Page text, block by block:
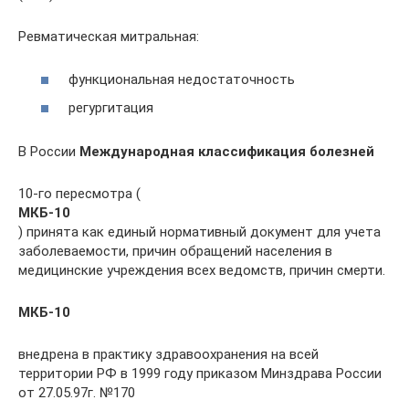
Ревматическая митральная:
функциональная недостаточность
регургитация
В России Международная классификация болезней
10-го пересмотра (
МКБ-10
) принята как единый нормативный документ для учета
заболеваемости, причин обращений населения в
медицинские учреждения всех ведомств, причин смерти.
МКБ-10
внедрена в практику здравоохранения на всей
территории РФ в 1999 году приказом Минздрава России
от 27.05.97г. №170